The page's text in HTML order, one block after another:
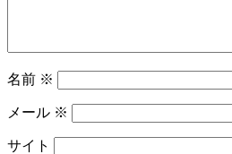
名前 ※
メール ※
サイト